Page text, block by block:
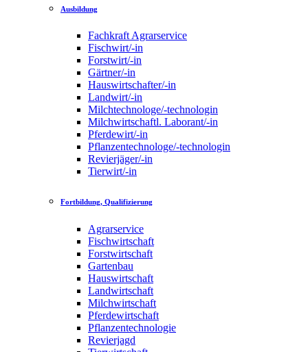
Ausbildung
Fachkraft Agrarservice
Fischwirt/-in
Forstwirt/-in
Gärtner/-in
Hauswirtschafter/-in
Landwirt/-in
Milchtechnologe/-technologin
Milchwirtschaftl. Laborant/-in
Pferdewirt/-in
Pflanzentechnologe/-technologin
Revierjäger/-in
Tierwirt/-in
Fortbildung, Qualifizierung
Agrarservice
Fischwirtschaft
Forstwirtschaft
Gartenbau
Hauswirtschaft
Landwirtschaft
Milchwirtschaft
Pferdewirtschaft
Pflanzentechnologie
Revierjagd